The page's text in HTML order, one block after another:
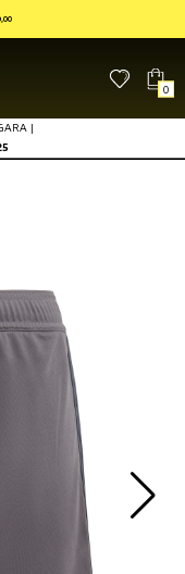
0
|